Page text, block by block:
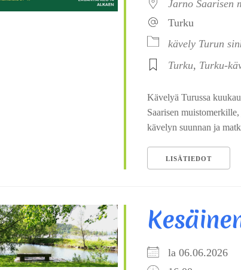
Jarno Saarisen
Turku
kävely Turun
Turku, Turku-
Kävelyä Turussa
Saarisen
kävelyn suunnan ja
LISÄTIEDOT
la 06.06.2026